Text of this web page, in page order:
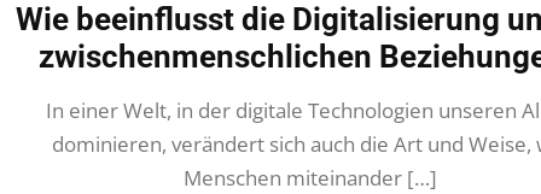
Wie beeinflusst die Digitalisierung
zwischenmenschlichen
In einer Welt, in der digitale Technologien unseren
dominieren, verändert sich auch die Art und Weise,
Menschen miteinander […]